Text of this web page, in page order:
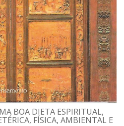
BOA DIETA ESPIRITUAL,
FÍSICA, AMBIENTAL E